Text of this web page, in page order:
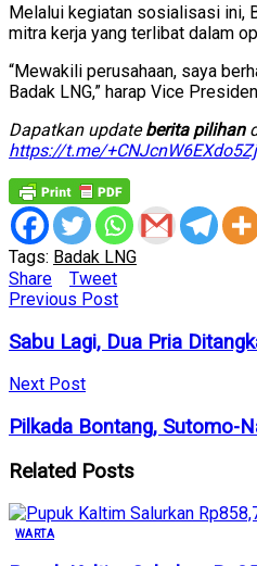
Melalui kegiatan sosialisasi ini,
mitra kerja yang terlibat dalam
“Mewakili perusahaan, saya
Badak LNG,” harap Vice
Dapatkan updateberita pilihan
https://t.me/
Tags: Badak LNG
Share
Tweet
Previous Post
Sabu Lagi, Dua Pria
Next Post
Pilkada Bontang, Sutomo-
Related Posts
WARTA